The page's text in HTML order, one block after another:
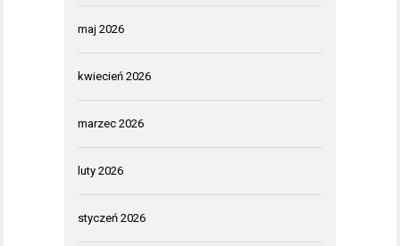
maj 2026
kwiecień 2026
marzec 2026
luty 2026
styczeń 2026